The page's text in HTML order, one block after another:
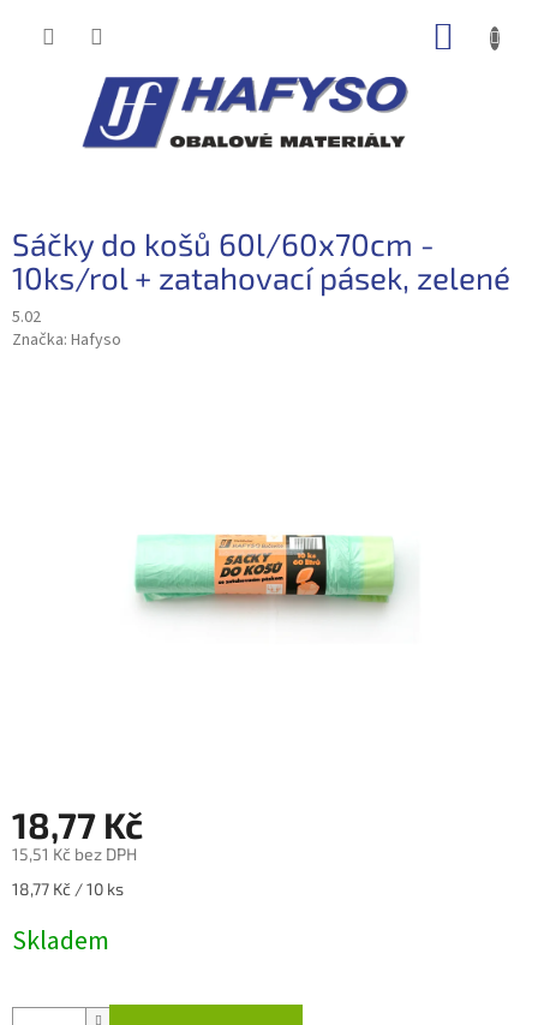
Sáčky do košů 60l/60x70cm -
10ks/rol + zatahovací pásek, zelené
5.02
Značka: Hafyso
18,77 Kč
15,51 Kč bez DPH
Měrná
18,77 Kč / 10 ks
Skladem